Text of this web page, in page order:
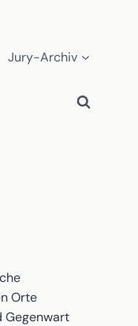
Jury-Archiv
Orte
Gegenwart